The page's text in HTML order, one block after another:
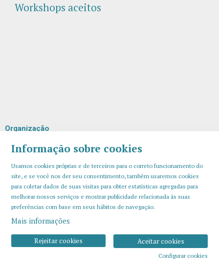
Workshops aceitos
Organização
Informação sobre cookies
Usamos cookies próprias e de terceiros para o correto funcionamento do
site, e se você nos der seu consentimento, também usaremos cookies
para coletar dados de suas visitas para obter estatísticas agregadas para
melhorar nossos serviços e mostrar publicidade relacionada às suas
preferências com base em seus hábitos de navegação.
Mais informações
Aceitar cookies
Rejeitar cookies
Configurar cookies